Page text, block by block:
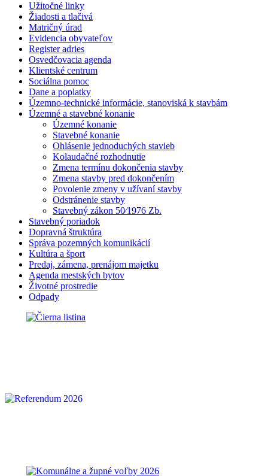
Užitočné linky
Žiadosti a tlačivá
Matričný úrad
Evidencia obyvateľov
Register adries
Osvedčovacia agenda
Klientské centrum
Sociálna pomoc
Dane a poplatky
Územno-technické informácie, stanoviská k stavbám
Územné a stavebné konanie
Územné konanie
Stavebné konanie
Ohlásenie jednoduchých stavieb
Kolaudačné rozhodnutie
Zmena termínu dokončenia stavby
Zmena stavby pred dokončením
Povolenie zmeny v užívaní stavby
Odstránenie stavby
Stavebný zákon 50⁄1976 Zb.
Stavebný poriadok
Dopravná štruktúra
Správa pozemných komunikácií
Kultúra a šport
Predaj, zámena, prenájom majetku
Agenda mestských bytov
Životné prostredie
Odpady